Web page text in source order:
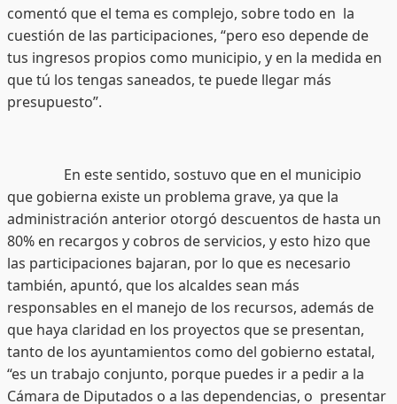
comentó que el tema es complejo, sobre todo en la
cuestión de las participaciones, “pero eso depende de
tus ingresos propios como municipio, y en la medida en
que tú los tengas saneados, te puede llegar más
presupuesto”.
En este sentido, sostuvo que en el municipio
que gobierna existe un problema grave, ya que la
administración anterior otorgó descuentos de hasta un
80% en recargos y cobros de servicios, y esto hizo que
las participaciones bajaran, por lo que es necesario
también, apuntó, que los alcaldes sean más
responsables en el manejo de los recursos, además de
que haya claridad en los proyectos que se presentan,
tanto de los ayuntamientos como del gobierno estatal,
“es un trabajo conjunto, porque puedes ir a pedir a la
Cámara de Diputados o a las dependencias, o presentar